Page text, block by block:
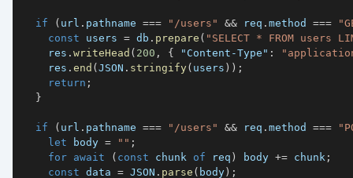
if ( url . pathname === "/users" && req . method ===
const users = db . prepare ( "SELECT * FROM users
    res
. writeHead ( 200 , { "Content-Type" :
    res
. end (JSON . stringify( users ) ) ;
return ;
}
if ( url . pathname === "/users" && req . method ===
let body = "" ;
for await ( const chunk of req ) body += chunk ;
const data = JSON . parse ( body) ;